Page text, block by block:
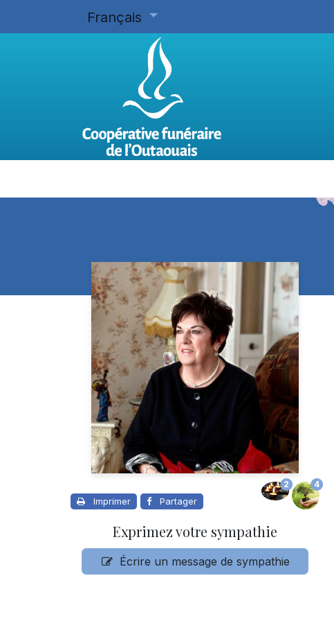
Français
Imprimer Partager
2 4
Exprimez votre sympathie
Écrire un message de sympathie